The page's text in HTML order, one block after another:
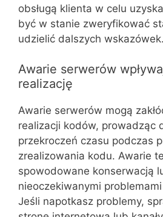
obsługą klienta w celu
być w stanie zweryfikować
udzielić dalszych wskazówek.
Awarie serwerów
realizację
Awarie serwerów mogą
realizacji kodów, prowadząc
przekroczeń czasu podczas
zrealizowania kodu. Awarie
spowodowane konserwacją
nieoczekiwanymi
Jeśli napotkasz problemy,